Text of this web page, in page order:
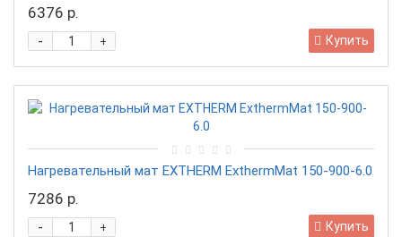
6376 р.
+
- Купить
Нагревательный мат EXTHERM ExthermMat 150-900-6.0
7286 р.
+
- Купить